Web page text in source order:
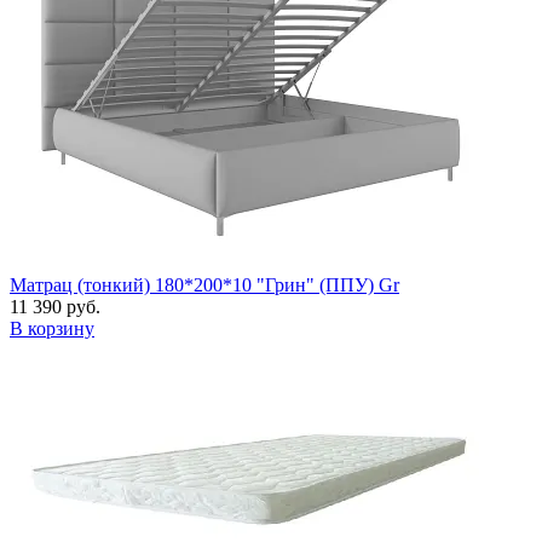
Матрац (тонкий) 180*200*10 "Грин" (ППУ) Gr
11 390 руб.
В корзину